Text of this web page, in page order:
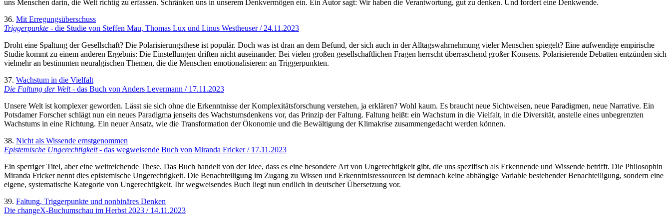
uns Menschen darin, die Welt richtig zu erfassen. Schränken uns in unserem Denkvermögen ein. Ein Autor sagt: Wir haben die Verantwortung, gut zu denken. Und fordert eine Denkwende.
36. Mit Erregungsüberschuss
Triggerpunkte - die Studie von Steffen Mau, Thomas Lux und Linus Westheuser / 24.11.2023
Droht eine Spaltung der Gesellschaft? Die Polarisierungsthese ist populär. Doch was ist dran an dem Befund, der sich auch in der Alltagswahrnehmung vieler Menschen spiegelt? Eine aufwendige empirische
Studie kommt zu einem anderen Ergebnis: Die Einstellungen driften nicht auseinander. Bei vielen großen gesellschaftlichen Fragen herrscht überraschend großer Konsens. Polarisierende Debatten entzünden sich
vielmehr an bestimmten neuralgischen Themen, die die Menschen emotionalisieren: an Triggerpunkten.
37. Wachstum in die Vielfalt
Die Faltung der Welt- das Buch von Anders Levermann / 17.11.2023
Unsere Welt ist komplexer geworden. Lässt sie sich ohne die Erkenntnisse der Komplexitätsforschung verstehen, ja erklären? Wohl kaum. Es braucht neue Sichtweisen, neue Paradigmen, neue Narrative. Ein
Potsdamer Forscher schlägt nun ein neues Paradigma jenseits des Wachstumsdenkens vor, das Prinzip der Faltung. Faltung heißt: ein Wachstum in die Vielfalt, in die Diversität, anstelle eines unbegrenzten
Wachstums in eine Richtung. Ein neuer Ansatz, wie die Transformation der Ökonomie und die Bewältigung der Klimakrise zusammengedacht werden können.
38. Nicht als Wissende ernstgenommen
Epistemische Ungerechtigkeit- das wegweisende Buch von Miranda Fricker / 17.11.2023
Ein sperriger Titel, aber eine weitreichende These. Das Buch handelt von der Idee, dass es eine besondere Art von Ungerechtigkeit gibt, die uns spezifisch als Erkennende und Wissende betrifft. Die Philosophin
Miranda Fricker nennt dies epistemische Ungerechtigkeit. Die Benachteiligung im Zugang zu Wissen und Erkenntnisressourcen ist demnach keine abhängige Variable bestehender Benachteiligung, sondern eine
eigene, systematische Kategorie von Ungerechtigkeit. Ihr wegweisendes Buch liegt nun endlich in deutscher Übersetzung vor.
39. Faltung, Triggerpunkte und nonbinäres Denken
Die changeX-Buchumschau im Herbst 2023 / 14.11.2023